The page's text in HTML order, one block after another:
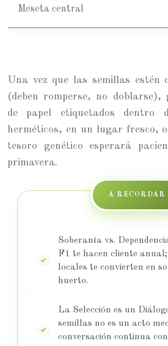
Meseta central
Una vez que las semillas estén
(deben romperse, no doblarse),
de papel etiquetados dentro
herméticos, en un lugar fresco,
tesoro genético esperará
primavera.
A RECORDAR
Soberanía vs.
F1 te hacen cliente
locales te convierten en
huerto.
La Selección es un
semillas no es un acto
conversación continua